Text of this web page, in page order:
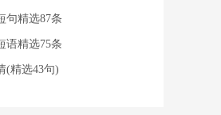
句精选87条
语精选75条
(精选43句)